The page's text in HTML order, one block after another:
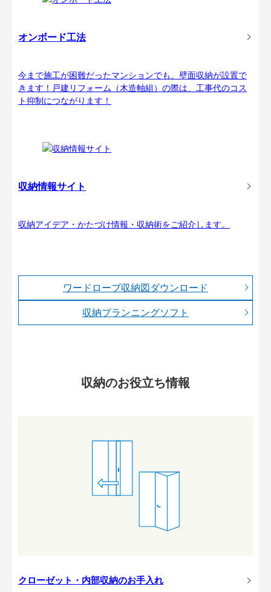
オンボード工法
今まで施工が困難だったマンションでも、壁面収納が設置で
きます！戸建リフォーム（木造軸組）の際は、工事代のコス
ト抑制につながります！
収納情報サイト
収納アイデア・かたづけ情報・収納術をご紹介します。
ワードローブ収納図ダウンロード
収納プランニングソフト
収納のお役立ち情報
クローゼット・内部収納のお手入れ